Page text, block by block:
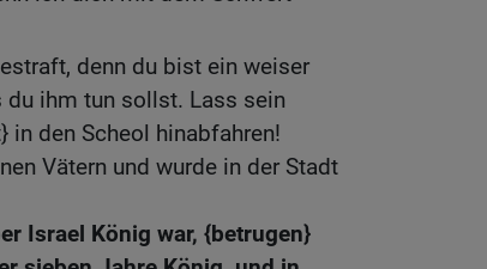
denn du bist ein weiser
du ihm tun sollst. Lass sein
in den Scheol hinabfahren!
Vätern und wurde in der Stadt
Israel König war, {betrugen}